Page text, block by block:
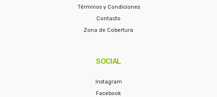
Términos y Condiciones
Contacto
Zona de Cobertura
SOCIAL
Instagram
Facebook